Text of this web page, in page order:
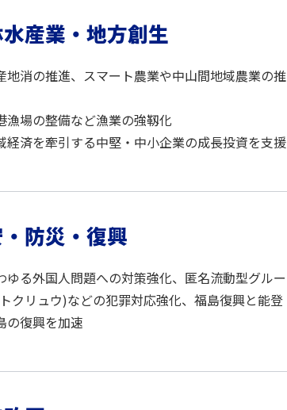
産業・地方創生
地消の推進、スマート農業や中山間地域農業の推
漁場の整備など漁業の強靱化
経済を牽引する中堅・中小企業の成長投資を支援
防災・復興
ゆる外国人問題への対策強化、匿名流動型グルー
クリュウ)などの犯罪対応強化、福島復興と能登
の復興を加速